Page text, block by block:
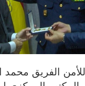
للأمن الفريق محمد